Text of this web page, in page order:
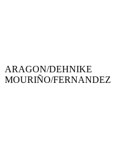
ARAGON/DEHNIKE
MOURIÑO/FERNANDEZ